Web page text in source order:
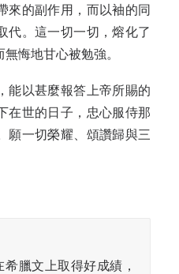
來的副作用，而以袖的同
代。這一切一切，熔化了
悔地甘心被勉強。
能以甚麼報答上帝所賜的
在世的日子，忠心服侍那
願一切榮耀、頌讚歸與三
臘文上取得好成績，